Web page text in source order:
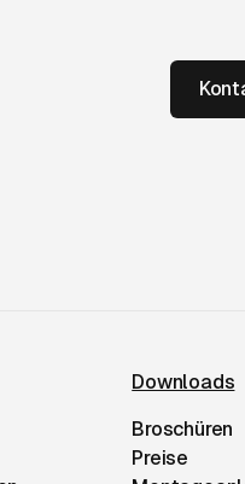
Downloads
Broschüren
Preise